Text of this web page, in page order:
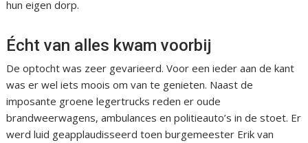
hun eigen dorp.
Écht van alles kwam voorbij
De optocht was zeer gevarieerd. Voor een ieder aan de kant
was er wel iets moois om van te genieten. Naast de
imposante groene legertrucks reden er oude
brandweerwagens, ambulances en politieauto’s in de stoet. Er
werd luid geapplaudisseerd toen burgemeester Erik van